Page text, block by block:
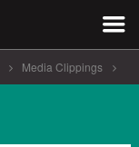
Media Clippings